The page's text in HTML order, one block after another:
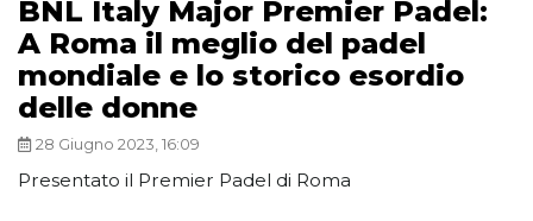
BNL Italy Major Premier Padel:
A Roma il meglio del padel
mondiale e lo storico esordio
delle donne
28 Giugno 2023, 16:09
Presentato il Premier Padel di Roma